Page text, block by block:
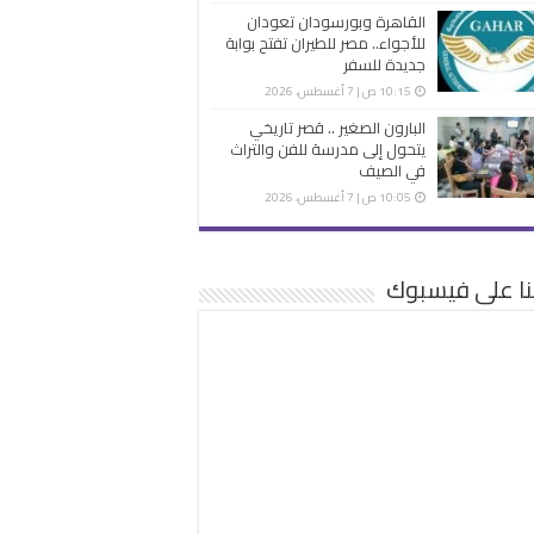
القاهرة وبورسودان تعودان
للأجواء.. مصر للطيران تفتح بوابة
جديدة للسفر
10:15 ص | 7 أغسطس، 2026
البارون الصغير .. قصر تاريخي
يتحول إلى مدرسة للفن والتراث
في الصيف
10:05 ص | 7 أغسطس، 2026
على فيسبوك